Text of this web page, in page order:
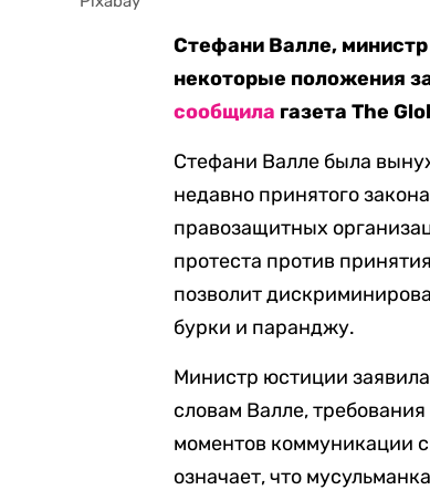
Стефани Валле,
некоторые положения
сообщила газета The
Стефани Валле была
недавно принятого
правозащитных
протеста против
позволит
бурки и паранджу.
Министр юстиции
словам Валле,
моментов коммуникации
означает, что